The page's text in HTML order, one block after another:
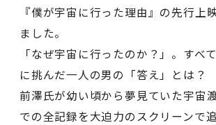
『僕が宇宙に行った理由』の先行上
ました。
「なぜ宇宙に行ったのか？」。すべ
に挑んだ一人の男の「答え」とは？
前澤氏が幼い頃から夢見ていた宇宙
での全記録を大迫力のスクリーンで